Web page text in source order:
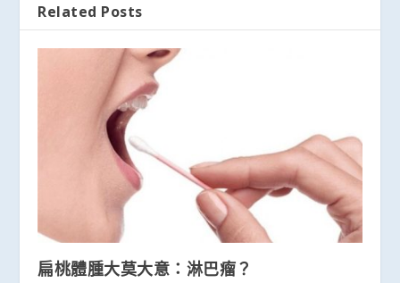
Related Posts
扁桃體腫大莫大意：淋巴瘤？